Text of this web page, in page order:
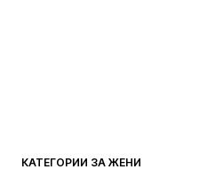
КАТЕГОРИИ ЗА ЖЕНИ